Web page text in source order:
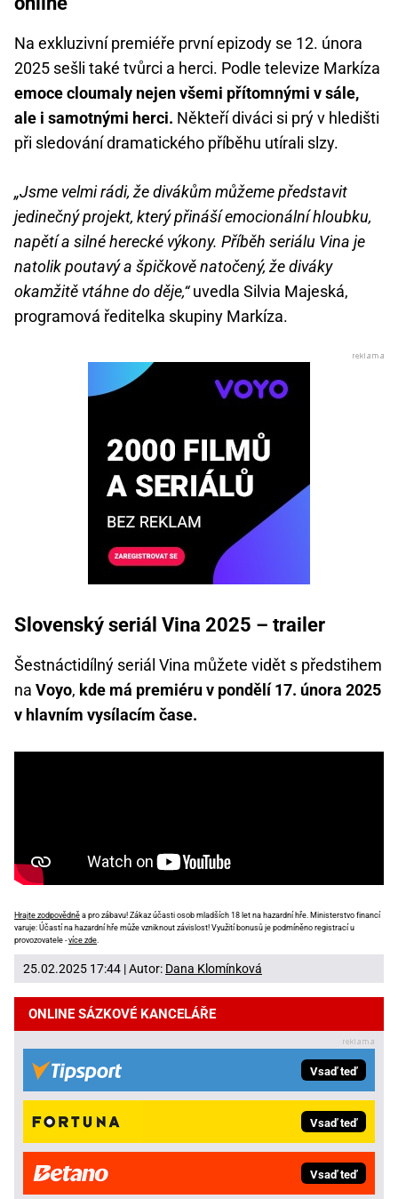
Na exkluzivní premiéře první epizody se 12. února
2025 sešli také tvůrci a herci. Podle televize Markíza
emoce cloumaly nejen všemi přítomnými v sále,
ale i samotnými herci. Někteří diváci si prý v hledišti
při sledování dramatického příběhu utírali slzy.
„Jsme velmi rádi, že divákům můžeme představit
jedinečný projekt, který přináší emocionální hloubku,
napětí a silné herecké výkony. Příběh seriálu Vina je
natolik poutavý a špičkově natočený, že diváky
okamžitě vtáhne do děje,“uvedla Silvia Majeská,
programová ředitelka skupiny Markíza.
Slovenský seriál Vina 2025 – trailer
Šestnáctidílný seriál Vina můžete vidět s předstihem
na Voyo, kde má premiéru v pondělí 17. února 2025
v hlavním vysílacím čase.
Hrajte zodpovědně a pro zábavu! Zákaz účasti osob mladších 18 let na hazardní hře. Ministerstvo financí
varuje: Účastí na hazardní hře může vzniknout závislost! Využití bonusů je podmíněno registrací u
provozovatele -více zde
25.02.2025 17:44 | Autor: Dana Klomínková
ONLINE SÁZKOVÉ KANCELÁŘE
Vsaď teď
Vsaď teď
Vsaď teď